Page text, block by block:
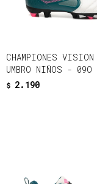
CHAMPIONES VISION
UMBRO NIÑOS - 09O
$ 2.190